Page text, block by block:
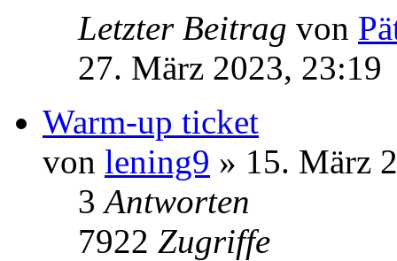
Letzter Beitrag von
27. März 2023, 23:19
Warm-up ticket
von lening9 » 15. März
3Antworten
7922 Zugriffe